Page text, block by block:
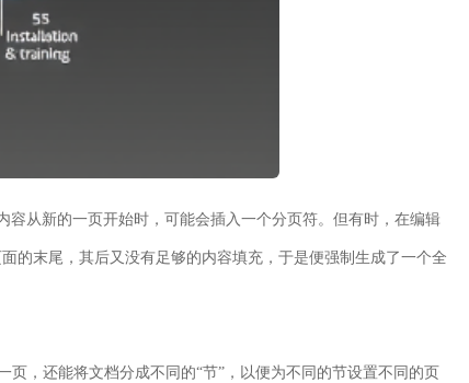
容从新的一页开始时，可能会插入一个分页符。但有时，在编辑
的末尾，其后又没有足够的内容填充，于是便强制生成了一个全
，还能将文档分成不同的“节”，以便为不同的节设置不同的页